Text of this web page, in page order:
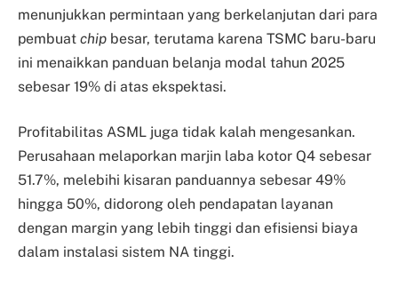
menunjukkan permintaan yang berkelanjutan dari para
pembuat chip besar, terutama karena TSMC baru-baru
ini menaikkan panduan belanja modal tahun 2025
sebesar 19% di atas ekspektasi.
Profitabilitas ASML juga tidak kalah mengesankan.
Perusahaan melaporkan marjin laba kotor Q4 sebesar
51.7%, melebihi kisaran panduannya sebesar 49%
hingga 50%, didorong oleh pendapatan layanan
dengan margin yang lebih tinggi dan efisiensi biaya
dalam instalasi sistem NA tinggi.